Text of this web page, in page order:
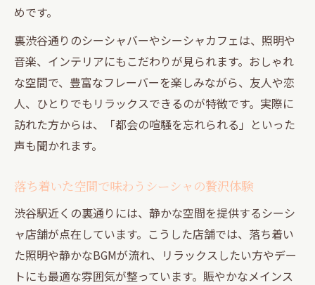
めです。
裏渋谷通りのシーシャバーやシーシャカフェは、照明や
音楽、インテリアにもこだわりが見られます。おしゃれ
な空間で、豊富なフレーバーを楽しみながら、友人や恋
人、ひとりでもリラックスできるのが特徴です。実際に
訪れた方からは、「都会の喧騒を忘れられる」といった
声も聞かれます。
落ち着いた空間で味わうシーシャの贅沢体験
渋谷駅近くの裏通りには、静かな空間を提供するシーシ
ャ店舗が点在しています。こうした店舗では、落ち着い
た照明や静かなBGMが流れ、リラックスしたい方やデー
トにも最適な雰囲気が整っています。賑やかなメインス